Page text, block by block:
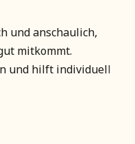
und anschaulich,
mitkommt.
und hilft individuell